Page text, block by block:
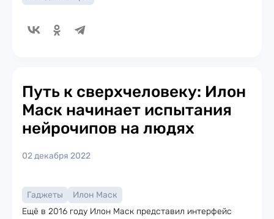
Путь к сверхчеловеку: Илон
Маск начинает испытания
нейрочипов на людях
02 декабря 2022
Гаджеты
Илон Маск
Ещё в 2016 году Илон Маск представил интерфейс